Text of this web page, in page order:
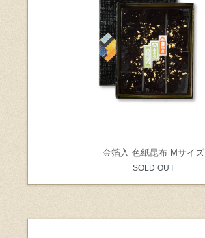
金箔入 色紙昆布 Mサイズ
SOLD OUT